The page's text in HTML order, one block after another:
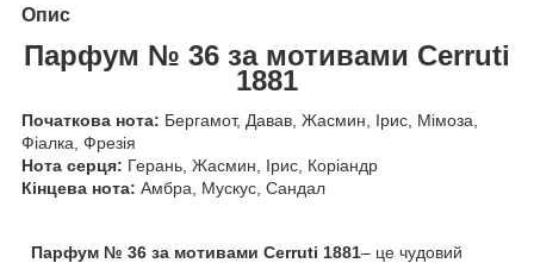
Опис
Парфум № 36 за мотивами Cerruti
1881
Початкова нота: Бергамот, Давав, Жасмин, Ірис, Мімоза,
Фіалка, Фрезія
Нота серця: Герань, Жасмин, Ірис, Коріандр
Кінцева нота: Амбра, Мускус, Сандал
Парфум № 36 за мотивами Cerruti 1881– це чудовий